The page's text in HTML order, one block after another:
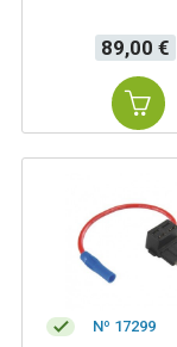
Precio
89,00 €
Nº 17299